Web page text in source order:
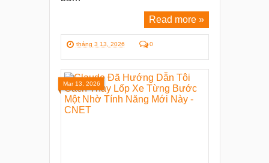
Read more »
tháng 3 13, 2026 0
Mar 13, 2026